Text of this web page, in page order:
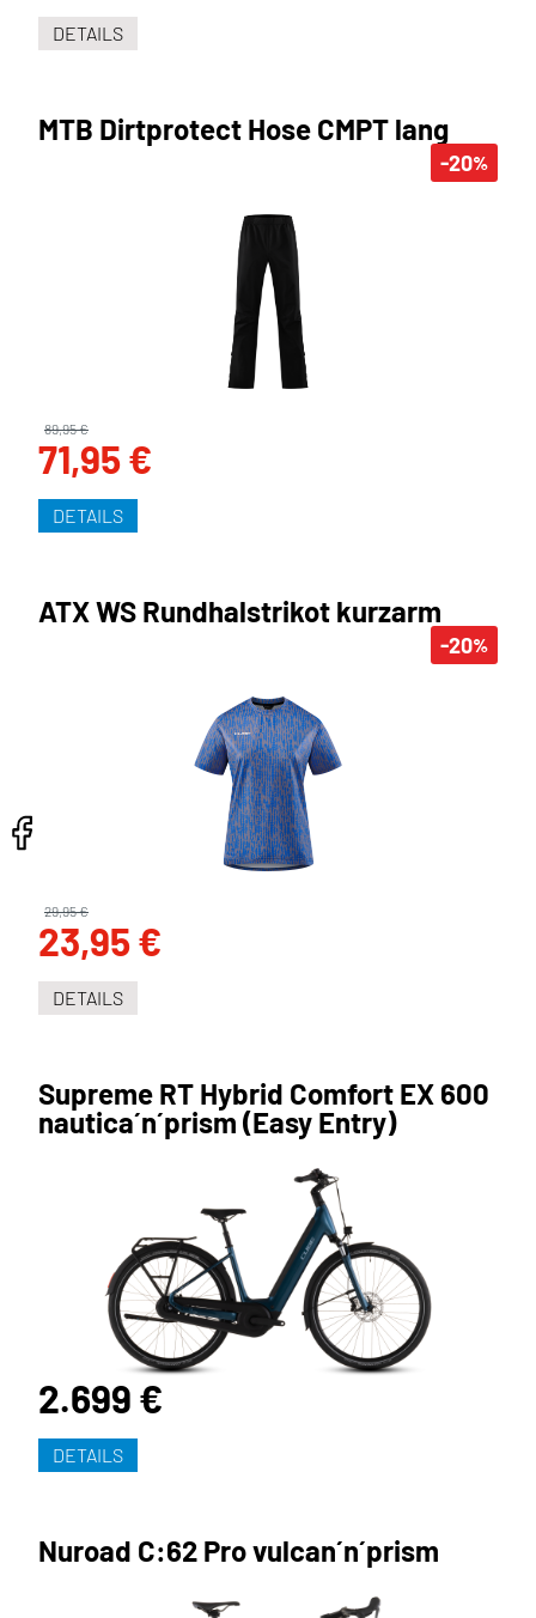
DETAILS
-20%
MTB Dirtprotect Hose CMPT lang
71,95 €
89,95 €
DETAILS
-20%
ATX WS Rundhalstrikot kurzarm
23,95 €
29,95 €
DETAILS
Supreme RT Hybrid Comfort EX 600
nautica´n´prism (Easy Entry)
2.699 €
DETAILS
Nuroad C:62 Pro vulcan´n´prism